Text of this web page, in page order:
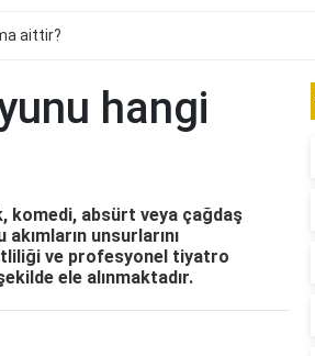
aittir?
hangi
komedi, absürt veya çağdaş
unsurlarını
ve profesyonel tiyatro
ele alınmaktadır.